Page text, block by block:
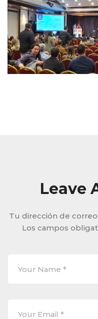
Leave
Tu dirección de
Los campos